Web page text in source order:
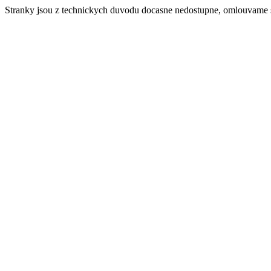
Stranky jsou z technickych duvodu docasne nedostupne, omlouvame